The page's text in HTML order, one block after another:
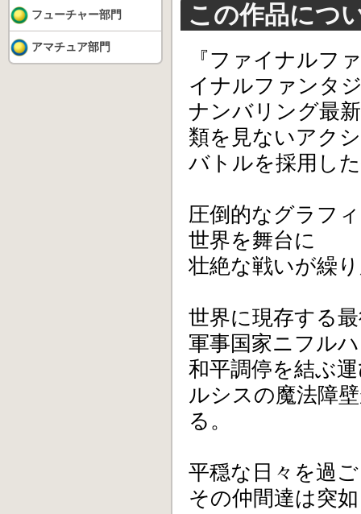
フューチャー部門
アマチュア部門
この作品につ
『ファイナルフ
イナルファンタ
ナンバリング最
類を見ないアク
バトルを採用し
圧倒的なグラフ
世界を舞台に
壮絶な戦いが繰
世界に現存する
軍事国家ニフル
和平調停を結ぶ
ルシスの魔法障
る。
平穏な日々を過
その仲間達は突